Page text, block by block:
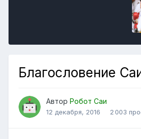
Благословение
Автор Робот Саи
12 декабря, 2016 2 003